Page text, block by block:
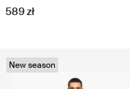
589 zł
New season